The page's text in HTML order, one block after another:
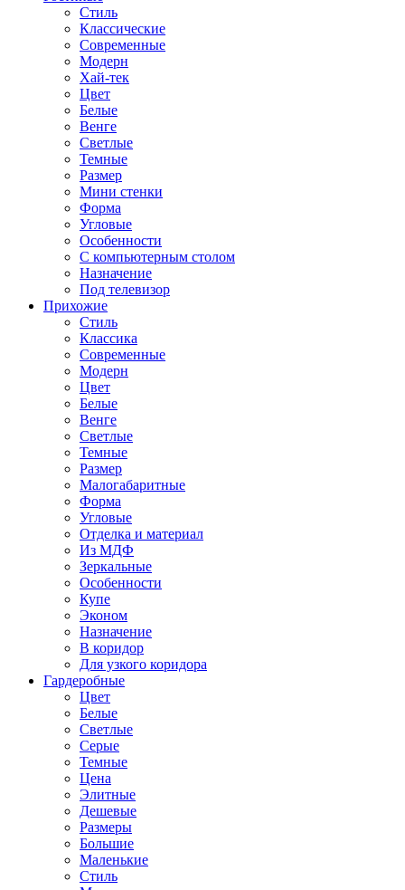
Стиль
Классические
Современные
Модерн
Хай-тек
Цвет
Белые
Венге
Светлые
Темные
Размер
Мини стенки
Форма
Угловые
Особенности
С компьютерным столом
Назначение
Под телевизор
Прихожие
Стиль
Классика
Современные
Модерн
Цвет
Белые
Венге
Светлые
Темные
Размер
Малогабаритные
Форма
Угловые
Отделка и материал
Из МДФ
Зеркальные
Особенности
Купе
Эконом
Назначение
В коридор
Для узкого коридора
Гардеробные
Цвет
Белые
Светлые
Серые
Темные
Цена
Элитные
Дешевые
Размеры
Большие
Маленькие
Стиль